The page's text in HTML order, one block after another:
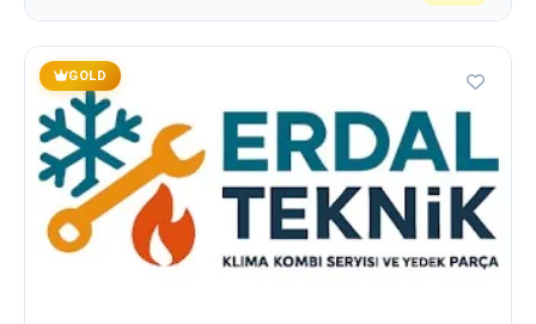
GOLD